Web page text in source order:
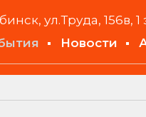
ул.Труда, 156в, 1
Новости